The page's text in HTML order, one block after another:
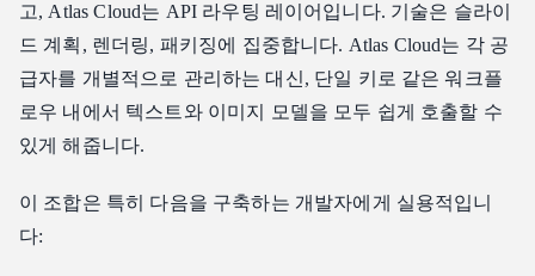
고, Atlas Cloud는 API 라우팅 레이어입니다. 기술은 슬라이
드 계획, 렌더링, 패키징에 집중합니다. Atlas Cloud는 각 공
급자를 개별적으로 관리하는 대신, 단일 키로 같은 워크플
로우 내에서 텍스트와 이미지 모델을 모두 쉽게 호출할 수
있게 해줍니다.
이 조합은 특히 다음을 구축하는 개발자에게 실용적입니
다: